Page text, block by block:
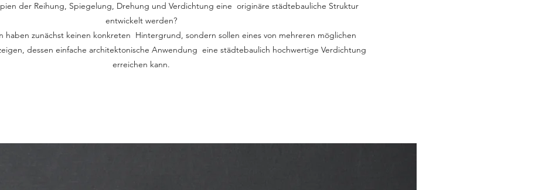
der Reihung, Spiegelung, Drehung und Verdichtung eine originäre städtebauliche Struktur
entwickelt werden?
haben zunächst keinen konkreten Hintergrund, sondern sollen eines von mehreren möglichen
dessen einfache architektonische Anwendung eine städtebaulich hochwertige Verdichtung
erreichen kann.